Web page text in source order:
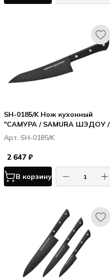
SH-0185/K Нож кухонный
"САМУРА / SAMURA ШЭДОУ /
SHADOW" Гюто с покрытием
Black-coating 182 мм, AUS-8,
ABS пластик
Арт. SH-0185/K
2 647 ₽
В корзину